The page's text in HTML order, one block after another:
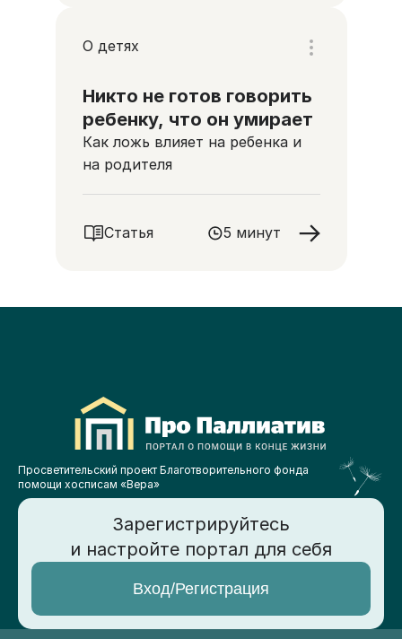
О детях
Никто не готов говорить
ребенку, что он умирает
Как ложь влияет на ребенка и
на родителя
Статья 5 минут
Просветительский проект Благотворительного фонда
помощи хосписам «Вера»
Зарегистрируйтесь
и настройте портал для себя
Вход/Регистрация